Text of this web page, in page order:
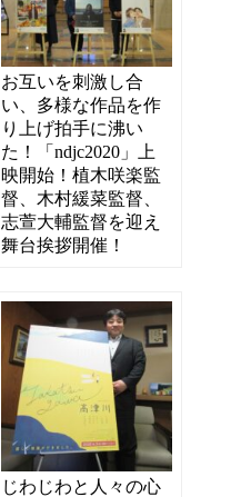
お互いを刺激し合
い、多様な作品を作
り上げ拍手に沸い
た！「ndjc2020」上
映開始！植木咲楽監
督、木村緩菜監督、
志萱大輔監督を迎え
舞台挨拶開催！
じわじわと人々の心